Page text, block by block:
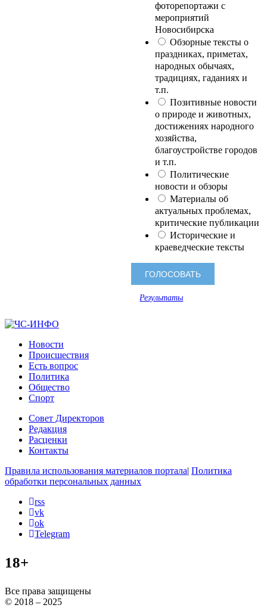
фоторепортажи с
мероприятий
Новосибирска
Обзорные тексты о
праздниках, приметах,
народных обычаях,
традициях, гаданиях и
т.п.
Позитивные новости
о природе и животных,
достижениях народного
хозяйства,
благоустройстве городов
и т.п.
Политические
новости и обзоры
Материалы об
актуальных проблемах,
критические публикации
Исторические и
краеведческие тексты
Результаты
Новости
Происшествия
Есть вопрос
Политика
Общество
Спорт
Совет Директоров
Редакция
Расценки
Контакты
Правила использования материалов портала| Политика
обработки персональных данных
rss
vk
ok
Telegram
18+
Все права защищены
© 2018 – 2025